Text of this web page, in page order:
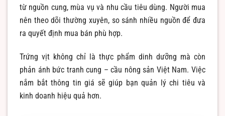
từ nguồn cung, mùa vụ và nhu cầu tiêu dùng. Người mua
nên theo dõi thường xuyên, so sánh nhiều nguồn để đưa
ra quyết định mua bán phù hợp.
Trứng vịt không chỉ là thực phẩm dinh dưỡng mà còn
phản ánh bức tranh cung – cầu nông sản Việt Nam. Việc
nắm bắt thông tin giá sẽ giúp bạn quản lý chi tiêu và
kinh doanh hiệu quả hơn.